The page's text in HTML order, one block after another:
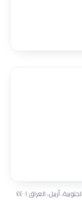
أربيل، العراق ٤٤٠٠١